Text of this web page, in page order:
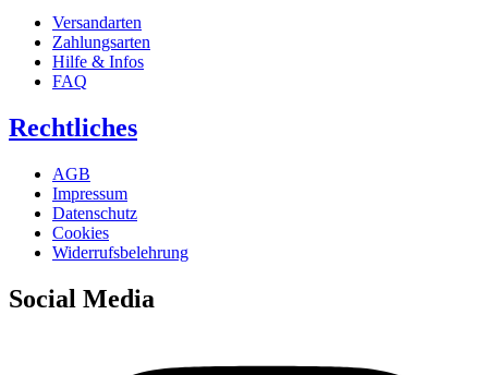
Versandarten
Zahlungsarten
Hilfe & Infos
FAQ
Rechtliches
AGB
Impressum
Datenschutz
Cookies
Widerrufsbelehrung
Social Media